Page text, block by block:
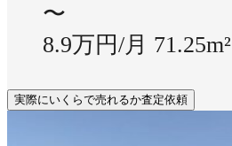
〜
8.9万円/月 71.25m²
実際にいくらで売れるか査定依頼